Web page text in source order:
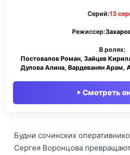
Серий:13
Режиссер:
В ролях:
Постовалов Роман, Зайцев
Дулова Алина, Вардеванян Арам,
Смотреть
Будни сочинских
Сергея Воронцова